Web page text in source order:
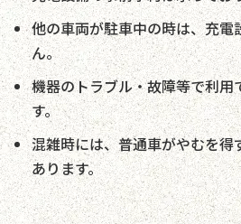
他の車両が駐車中の時は、充電
ん。
機器のトラブル・故障等で利用
す。
混雑時には、普通車がやむを得
あります。